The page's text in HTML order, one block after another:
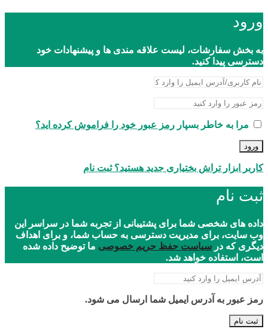
ورود
به بخش سفارشات، لیست علاقه مندی ها و پیشنهادات خود
دسترسی پیدا کنید.
مرا به خاطر بسپار رمز عبور خود را فراموش کرده اید؟
ورود
کاربر ابزار تراش بختیاری جدید هستید؟ ثبت نام
ثبت نام
داده های شخصی شما برای پشتیبانی از تجربه شما در سراسر این
وب سایت، برای مدیریت دسترسی به حساب شما، و برای اهداف
دیگری که در سیاست حفظ حریم خصوصی ما توضیح داده شده
است، استفاده خواهد شد.
رمز عبور به آدرس ایمیل شما ارسال می شود.
ثبت نام